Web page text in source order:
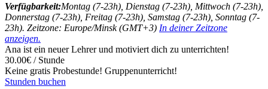
Verfügbarkeit:Montag (7-23h), Dienstag (7-23h), Mittwoch (7-23h),
Donnerstag (7-23h), Freitag (7-23h), Samstag (7-23h), Sonntag (7-
23h). Zeitzone: Europe/Minsk (GMT+3) In deiner Zeitzone
anzeigen.
Ana ist ein neuer Lehrer und motiviert dich zu unterrichten!
30.00€ / Stunde
Keine gratis Probestunde! Gruppenunterricht!
Stunden buchen